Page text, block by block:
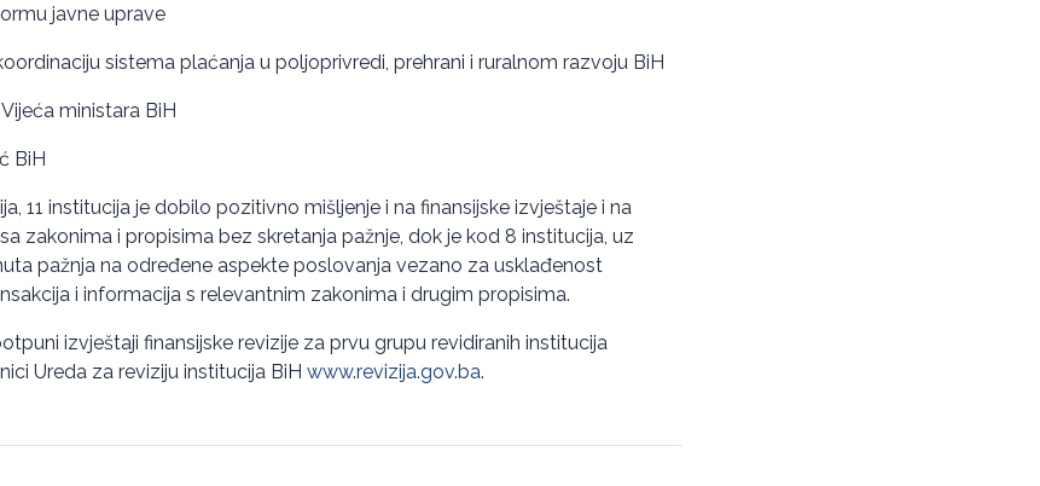
javne uprave
sistema plaćanja u poljoprivredi, prehrani i ruralnom razvoju BiH
ministara BiH
BiH
11 institucija je dobilo pozitivno mišljenje i na finansijske izvještaje i na
zakonima i propisima bez skretanja pažnje, dok je kod 8 institucija, uz
pažnja na određene aspekte poslovanja vezano za usklađenost
i informacija s relevantnim zakonima i drugim propisima.
izvještaji finansijske revizije za prvu grupu revidiranih institucija
Ureda za reviziju institucija BiH www.revizija.gov.ba.